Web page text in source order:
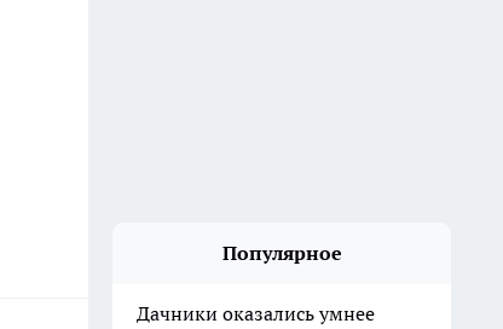
Популярное
Дачники оказались умнее